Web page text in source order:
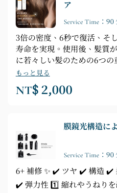
ア
Service Time：90
3倍の密度、6秒で復活、そ
寿命を実現。使用後、髪質
に若々しい髪のための6つ
す。✔️水分保持 ✔️強度 ✔️輝
らかさ ✔️滑らかさ
もっと見る
NT$ 2,000
膜鏡光構造に
Service Time：90
6+ 補修 ✨ ✔️ ツヤ ✔️ 構造
✔️ 弾力性 1️⃣ 縮れやうねり